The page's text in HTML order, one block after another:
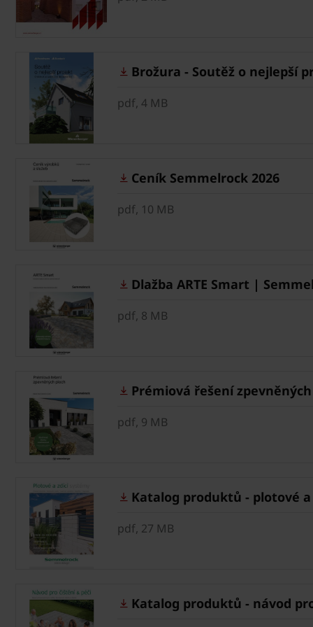
Brožura - Soutěž o nejlepší
pdf, 4 MB
Ceník Semmelrock 2026
pdf, 10 MB
Dlažba ARTE Smart |
pdf, 8 MB
Prémiová řešení
pdf, 9 MB
Katalog produktů - plotové a
pdf, 27 MB
Katalog produktů - návod